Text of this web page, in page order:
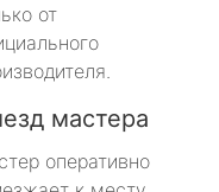
от
мастера
оперативно